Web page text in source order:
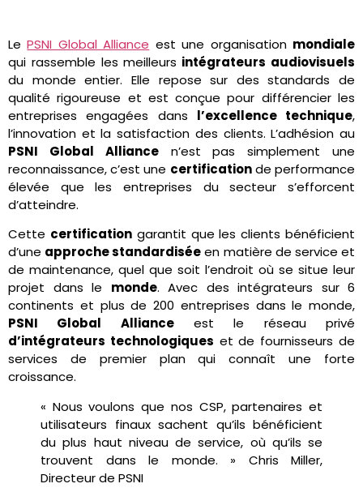
LePSNI Global Alliance est une organisation mondiale
qui rassemble les meilleurs intégrateurs audiovisuels
du monde entier. Elle repose sur des standards de
qualité rigoureuse et est conçue pour différencier les
entreprises engagées dans l’excellence technique,
l’innovation et la satisfaction des clients. L’adhésion au
PSNI Global Alliancen’est pas simplement une
reconnaissance, c’est une certificationde performance
élevée que les entreprises du secteur s’efforcent
d’atteindre.
Cette certificationgarantit que les clients bénéficient
d’une approche standardiséeen matière de service et
de maintenance, quel que soit l’endroit où se situe leur
projet dans le monde. Avec des intégrateurs sur 6
continents et plus de 200 entreprises dans le monde,
PSNI Global Allianceest le réseau privé
d’intégrateurs technologiques et de fournisseurs de
services de premier plan qui connaît une forte
croissance.
« Nous voulons que nos CSP, partenaires et
utilisateurs finaux sachent qu’ils bénéficient
du plus haut niveau de service, où qu’ils se
trouvent dans le monde. » Chris Miller,
Directeur de PSNI